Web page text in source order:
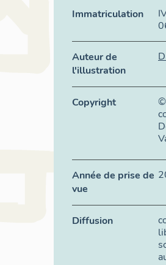
Immatriculation
Auteur de
l'illustration
Copyright
©
Année de prise de
vue
Diffusion